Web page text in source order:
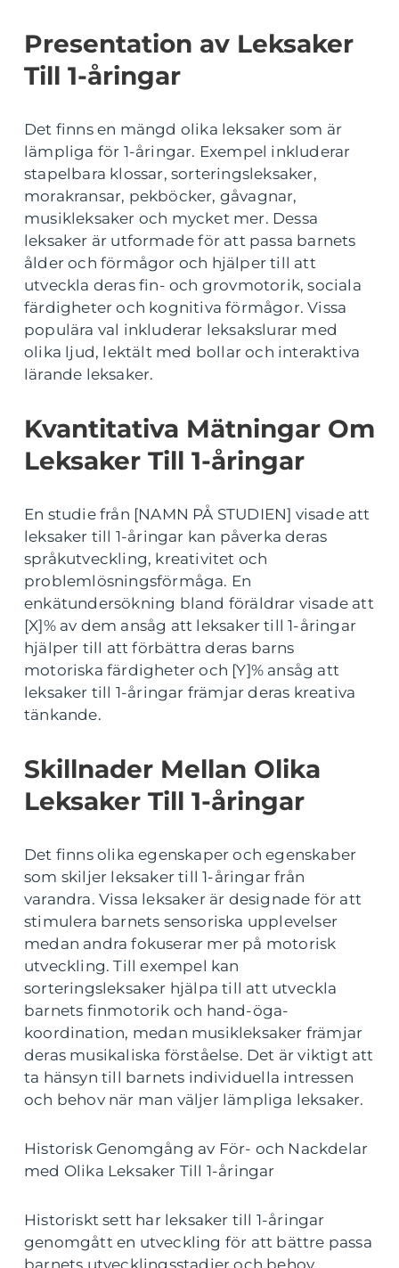
Presentation av Leksaker
Till 1-åringar
Det finns en mängd olika leksaker som är
lämpliga för 1-åringar. Exempel inkluderar
stapelbara klossar, sorteringsleksaker,
morakransar, pekböcker, gåvagnar,
musikleksaker och mycket mer. Dessa
leksaker är utformade för att passa barnets
ålder och förmågor och hjälper till att
utveckla deras fin- och grovmotorik, sociala
färdigheter och kognitiva förmågor. Vissa
populära val inkluderar leksakslurar med
olika ljud, lektält med bollar och interaktiva
lärande leksaker.
Kvantitativa Mätningar Om
Leksaker Till 1-åringar
En studie från [NAMN PÅ STUDIEN] visade att
leksaker till 1-åringar kan påverka deras
språkutveckling, kreativitet och
problemlösningsförmåga. En
enkätundersökning bland föräldrar visade att
[X]% av dem ansåg att leksaker till 1-åringar
hjälper till att förbättra deras barns
motoriska färdigheter och [Y]% ansåg att
leksaker till 1-åringar främjar deras kreativa
tänkande.
Skillnader Mellan Olika
Leksaker Till 1-åringar
Det finns olika egenskaper och egenskaber
som skiljer leksaker till 1-åringar från
varandra. Vissa leksaker är designade för att
stimulera barnets sensoriska upplevelser
medan andra fokuserar mer på motorisk
utveckling. Till exempel kan
sorteringsleksaker hjälpa till att utveckla
barnets finmotorik och hand-öga-
koordination, medan musikleksaker främjar
deras musikaliska förståelse. Det är viktigt att
ta hänsyn till barnets individuella intressen
och behov när man väljer lämpliga leksaker.
Historisk Genomgång av För- och Nackdelar
med Olika Leksaker Till 1-åringar
Historiskt sett har leksaker till 1-åringar
genomgått en utveckling för att bättre passa